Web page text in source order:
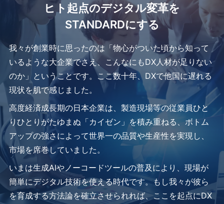
ヒト起点のデジタル変革を
STANDARDにする
我々が創業時に思ったのは「物心がついた頃から知って
いるような大企業でさえ、こんなにもDX人材が足りない
のか」ということです。ここ数十年、DXで他国に遅れる
現状を肌で感じました。
高度経済成長期の日本企業は、製造現場等の従業員ひと
りひとりがたゆまぬ「カイゼン」を積み重ねる、ボトム
アップの強さによって世界一の品質や生産性を実現し、
市場を席巻していました。
いまは生成AIやノーコードツールの普及により、現場が
簡単にデジタル技術を使える時代です。もし我々が彼ら
を育成する方法論を確立させられれば、ここを起点にDX